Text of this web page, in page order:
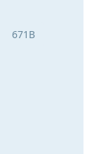
671B